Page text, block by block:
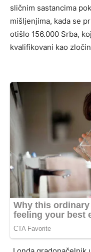
sličnim sastancima
mišljenjima, kada se
otišlo 156.000 Srba,
kvalifikovani kao